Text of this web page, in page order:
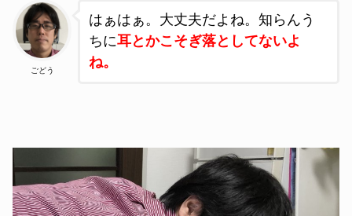
ごどう
はぁはぁ。 大丈夫だよね。知らんう
ちに耳とかこそぎ落としてないよ
ね。